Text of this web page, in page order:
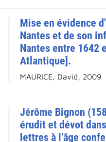
Mise en évidence
Nantes et de son
Nantes entre 1642
Atlantique].
MAURICE, David, 2009
Jérôme Bignon
érudit et dévot
lettres à l’âge